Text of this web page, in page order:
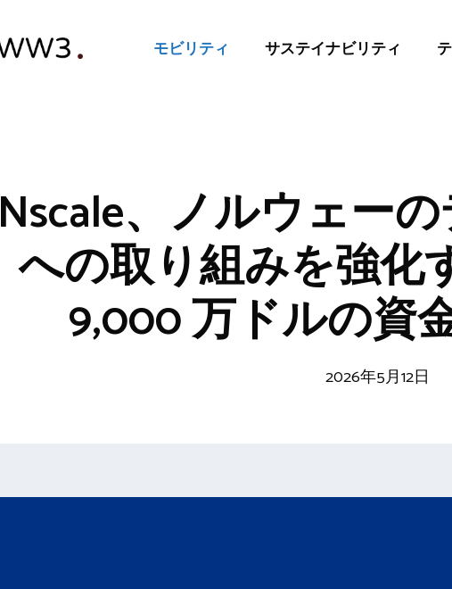
モビリティ サステイナビリティ
Nscale、ノルウェー
への取り組みを強化
9,000 万ドルの資
2026年5月12日